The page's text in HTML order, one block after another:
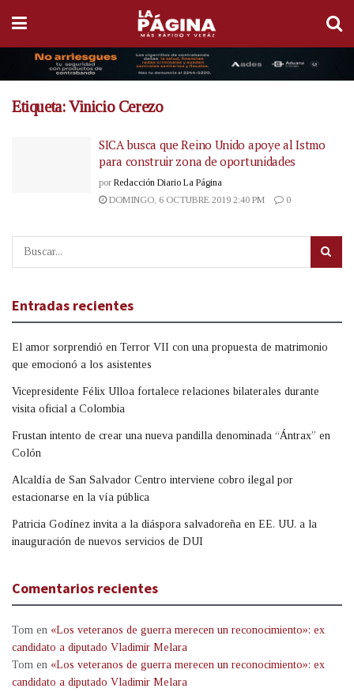
Etiqueta:Vinicio Cerezo
SICA busca que Reino Unido apoye al Istmo
para construir zona de oportunidades
por Redacción Diario La Página
DOMINGO, 6 OCTUBRE 2019 2:40 PM
0
Entradas recientes
El amor sorprendió en Terror VII con una propuesta de matrimonio
que emocionó a los asistentes
Vicepresidente Félix Ulloa fortalece relaciones bilaterales durante
visita oficial a Colombia
Frustan intento de crear una nueva pandilla denominada “Ántrax” en
Colón
Alcaldía de San Salvador Centro interviene cobro ilegal por
estacionarse en la vía pública
Patricia Godínez invita a la diáspora salvadoreña en EE. UU. a la
inauguración de nuevos servicios de DUI
Comentarios recientes
Tom en «Los veteranos de guerra merecen un reconocimiento»: ex
candidato a diputado Vladimir Melara
Tom en «Los veteranos de guerra merecen un reconocimiento»: ex
candidato a diputado Vladimir Melara